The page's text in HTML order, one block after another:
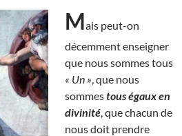
Mais peut-on
décemment enseigner
que nous sommes tous
« Un » , que nous
sommestous égaux en
divinité , que chacun de
nous doit prendre